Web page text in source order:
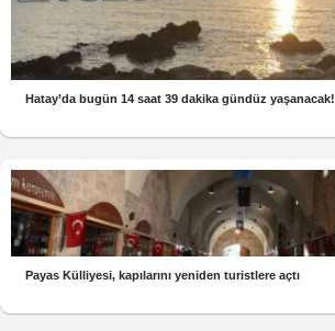
Hatay’da bugün 14 saat 39 dakika gündüz yaşanacak!
Payas Külliyesi, kapılarını yeniden turistlere açtı